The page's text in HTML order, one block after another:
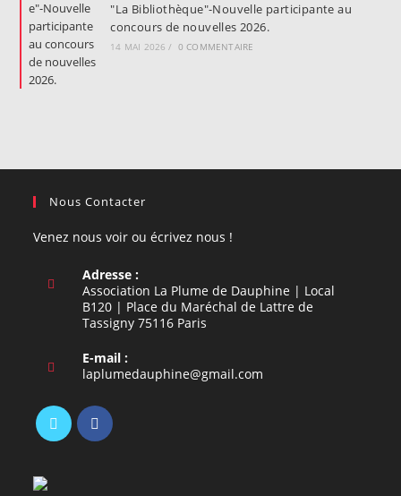
"La Bibliothèque"-Nouvelle participante au
concours de nouvelles 2026.
14 MAI 2026 / 0 COMMENTAIRE
Nous Contacter
Venez nous voir ou écrivez nous !
Adresse :
Association La Plume de Dauphine | Local
B120 | Place du Maréchal de Lattre de
Tassigny 75116 Paris
E-mail :
laplumedauphine@gmail.com
dans